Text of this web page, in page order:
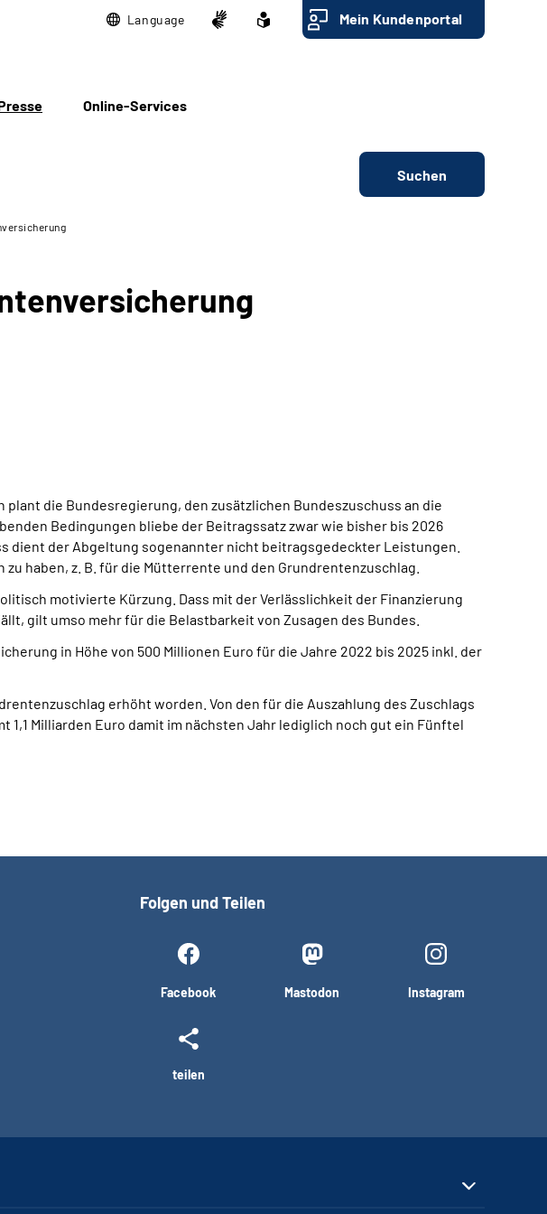
Language Mein Kundenportal
Online-Services
Suchen
die Bundesregierung, den zusätzlichen Bundeszuschuss an die
Bedingungen bliebe der Beitragssatz zwar wie bisher bis 2026
dient der Abgeltung sogenannter nicht beitragsgedeckter Leistungen.
haben, z. B. für die Mütterrente und den Grundrentenzuschlag.
motivierte Kürzung. Dass mit der Verlässlichkeit der Finanzierung
gilt umso mehr für die Belastbarkeit von Zusagen des Bundes.
in Höhe von 500 Millionen Euro für die Jahre 2022 bis 2025 inkl. der
erhöht worden. Von den für die Auszahlung des Zuschlags
Milliarden Euro damit im nächsten Jahr lediglich noch gut ein Fünftel
Folgen und Teilen
Facebook Mastodon Instagram
teilen